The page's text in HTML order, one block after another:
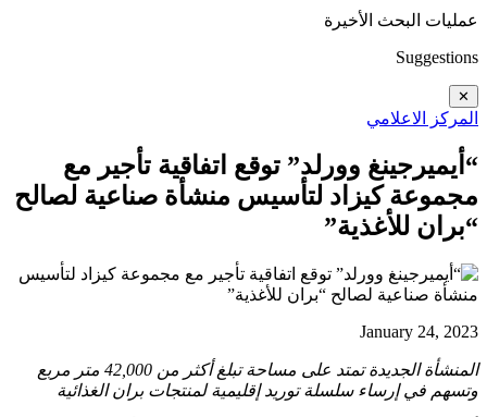
البحث الأخيرة
الاعلامي
وورلد” توقع اتفاقية تأجير مع
كيزاد لتأسيس منشأة صناعية لصالح
للأغذية”
January 24,
المنشأة الجديدة تمتد على مساحة تبلغ أكثر من 42,000 متر مربع
في إرساء سلسلة توريد إقليمية لمنتجات بران الغذائية